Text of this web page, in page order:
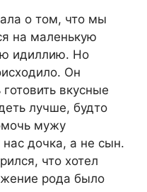
о том, что мы
на маленькую
идиллию. Но
Он
вкусные
лучше, будто
мужу
нас дочка, а не сын.
что хотел
рода было